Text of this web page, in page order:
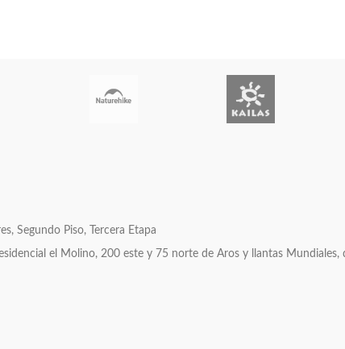
Segundo Piso, Tercera Etapa
el Molino, 200 este y 75 norte de Aros y llantas Mundiales,